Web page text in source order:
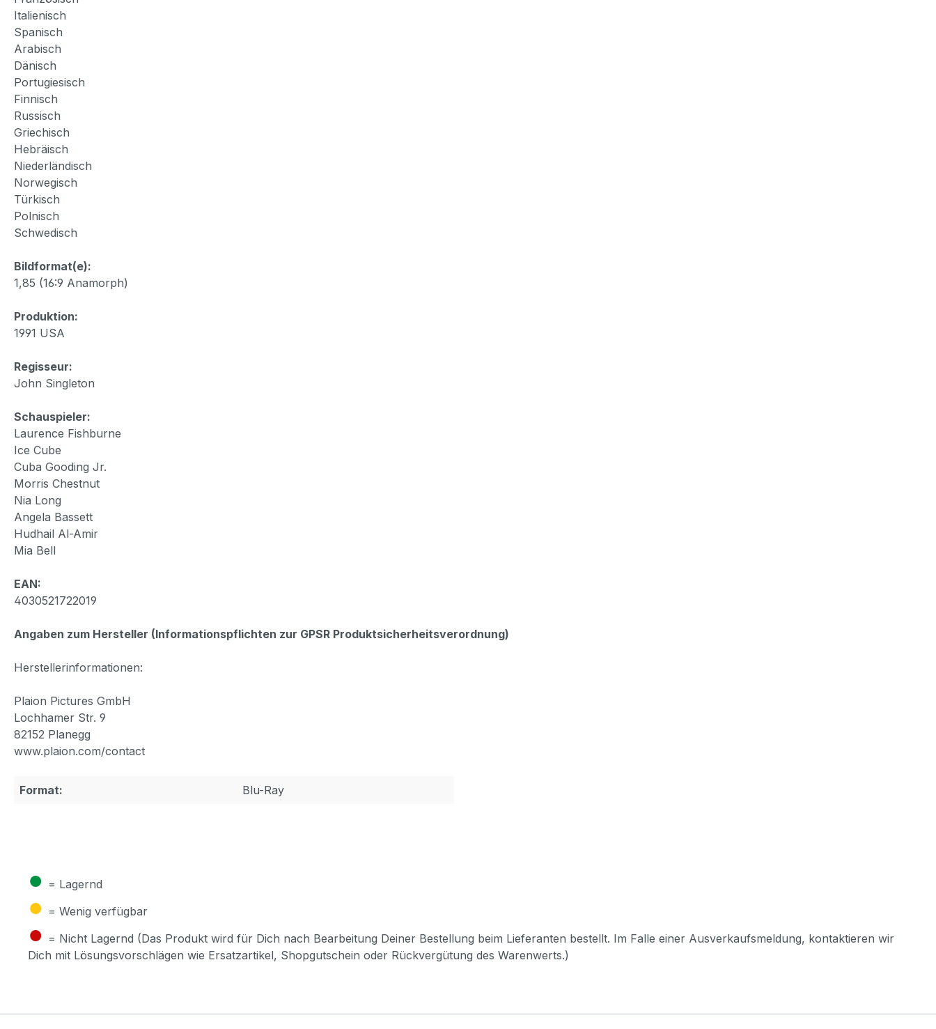
Italienisch
Spanisch
Arabisch
Dänisch
Portugiesisch
Finnisch
Russisch
Griechisch
Hebräisch
Niederländisch
Norwegisch
Türkisch
Polnisch
Schwedisch
Bildformat(e):
1,85 (16:9 Anamorph)
Produktion:
1991 USA
Regisseur:
John Singleton
Schauspieler:
Laurence Fishburne
Ice Cube
Cuba Gooding Jr.
Morris Chestnut
Nia Long
Angela Bassett
Hudhail Al-Amir
Mia Bell
EAN:
4030521722019
Angaben zum Hersteller (Informationspflichten zur GPSR Produktsicherheitsverordnung)
Herstellerinformationen:
Plaion Pictures GmbH
Lochhamer Str. 9
82152 Planegg
www.plaion.com/contact
Format: Blu-Ray
● = Lagernd
● = Wenig verfügbar
● = Nicht Lagernd (Das Produkt wird für Dich nach Bearbeitung Deiner Bestellung beim Lieferanten bestellt. Im Falle einer Ausverkaufsmeldung, kontaktieren wir
Dich mit Lösungsvorschlägen wie Ersatzartikel, Shopgutschein oder Rückvergütung des Warenwerts.)